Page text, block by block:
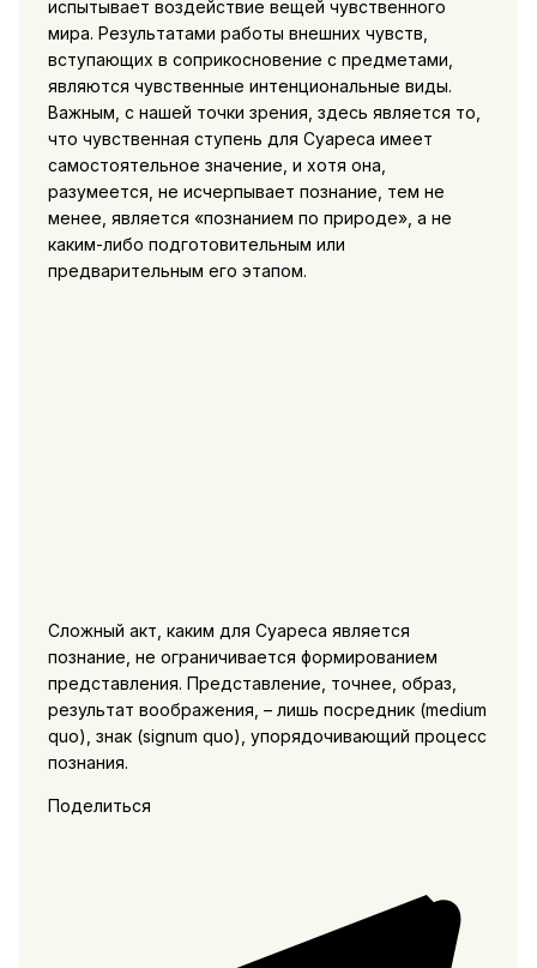
испытывает воздействие вещей чувственного
мира. Результатами работы внешних чувств,
вступающих в соприкосновение с предметами,
являются чувственные интенциональные виды.
Важным, с нашей точки зрения, здесь является то,
что чувственная ступень для Суареса имеет
самостоятельное значение, и хотя она,
разумеется, не исчерпывает познание, тем не
менее, является «познанием по природе», а не
каким-либо подготовительным или
предварительным его этапом.
Сложный акт, каким для Суареса является
познание, не ограничивается формированием
представления. Представление, точнее, образ,
результат воображения, – лишь посредник (medium
quo), знак (signum quo), упорядочивающий процесс
познания.
Поделиться